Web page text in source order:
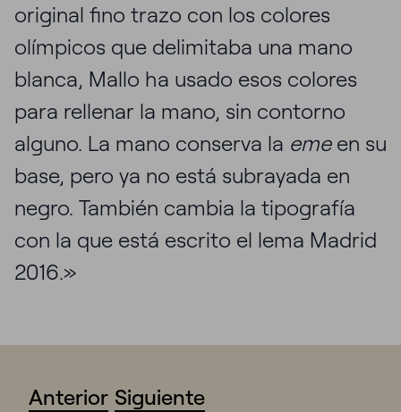
original fino trazo con los colores
olímpicos que delimitaba una mano
blanca, Mallo ha usado esos colores
para rellenar la mano, sin contorno
alguno. La mano conserva la emeen su
base, pero ya no está subrayada en
negro. También cambia la tipografía
con la que está escrito el lema Madrid
2016.»
Anterior Siguiente